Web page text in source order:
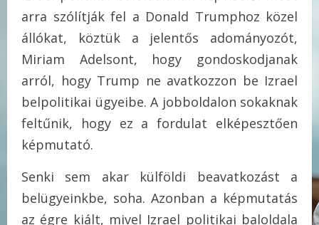
arra szólítják fel a Donald Trumphoz közel
állókat, köztük a jelentős adományozót,
Miriam Adelsont, hogy gondoskodjanak
arról, hogy Trump ne avatkozzon be Izrael
belpolitikai ügyeibe. A jobboldalon sokaknak
feltűnik, hogy ez a fordulat elképesztően
képmutató.
Senki sem akar külföldi beavatkozást a
belügyeinkbe, soha. Azonban a képmutatás
az égre kiált, mivel Izrael politikai baloldala